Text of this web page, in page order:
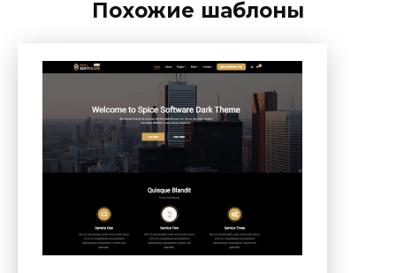
Похожие шаблоны